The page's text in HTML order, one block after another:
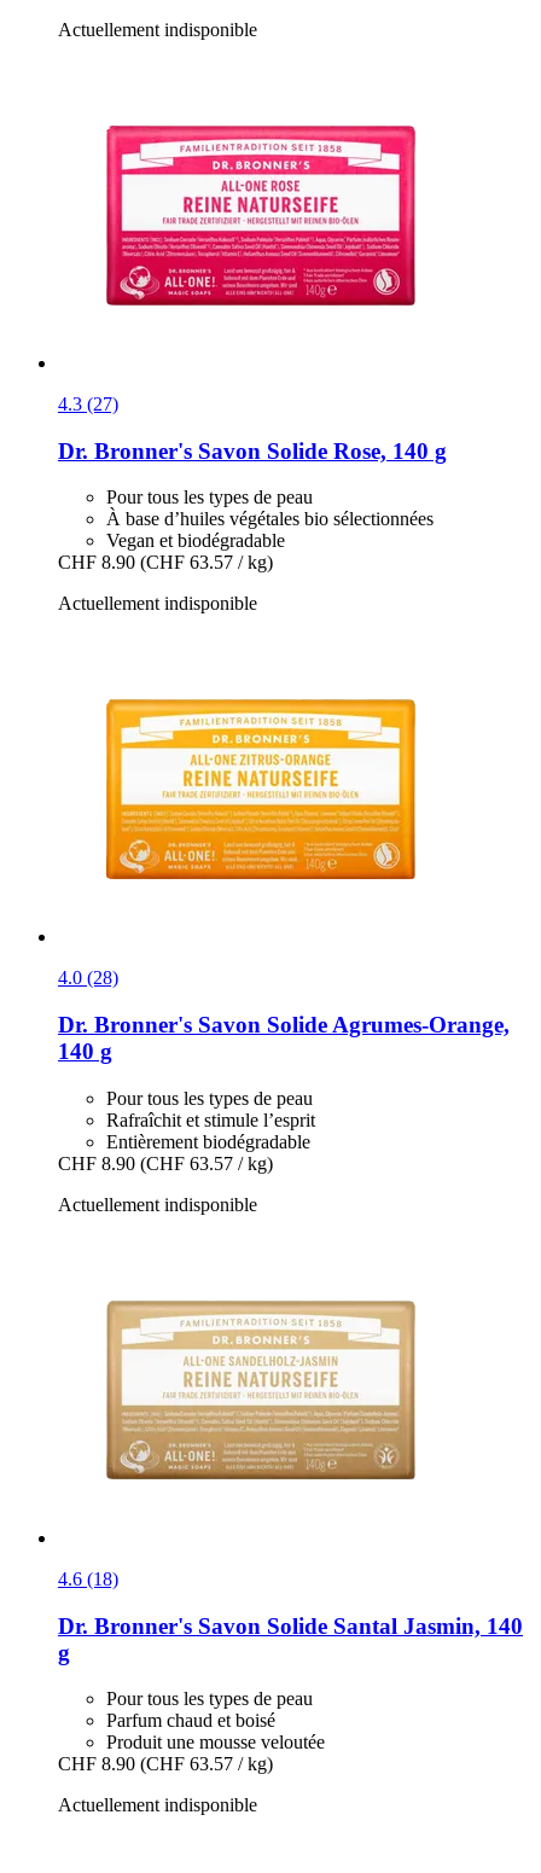
Actuellement indisponible
4.3 (27)
Dr. Bronner's Savon Solide Rose, 140 g
Pour tous les types de peau
À base d’huiles végétales bio sélectionnées
Vegan et biodégradable
CHF 8.90 (CHF 63.57 / kg)
Actuellement indisponible
4.0 (28)
Dr. Bronner's Savon Solide Agrumes-​Orange,
140 g
Pour tous les types de peau
Rafraîchit et stimule l’esprit
Entièrement biodégradable
CHF 8.90 (CHF 63.57 / kg)
Actuellement indisponible
4.6 (18)
Dr. Bronner's Savon Solide Santal Jasmin, 140
g
Pour tous les types de peau
Parfum chaud et boisé
Produit une mousse veloutée
CHF 8.90 (CHF 63.57 / kg)
Actuellement indisponible